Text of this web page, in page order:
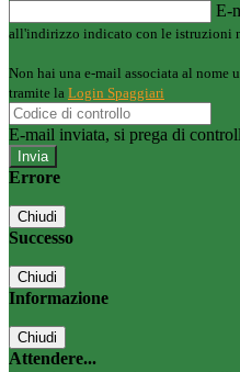
E-
all'indirizzo indicato con le istruzioni
Non hai una e-mail associata al nome
tramite la Login Spaggiari
E-mail inviata, si prega di
Errore
Chiudi
Successo
Chiudi
Informazione
Chiudi
Attendere...